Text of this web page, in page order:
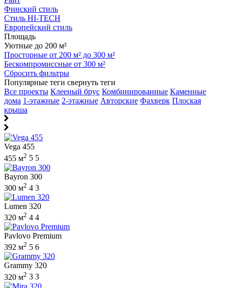
Финский стиль
Стиль HI-TECH
Европейский стиль
Площадь
Уютные до 200 м²
Просторные от 200 м² до 300 м²
Бескомпромиссные от 300 м²
Сбросить фильтры
Популярные теги свернуть теги
Все проекты Клееный брус Комбинированные Каменные
дома 1-этажные 2-этажные Авторские Фахверк Плоская
крыша
Vega 455
455 м2 5 5
Bayron 300
300 м2 4 3
Lumen 320
320 м2 4 4
Pavlovo Premium
392 м2 5 6
Grammy 320
320 м2 3 3